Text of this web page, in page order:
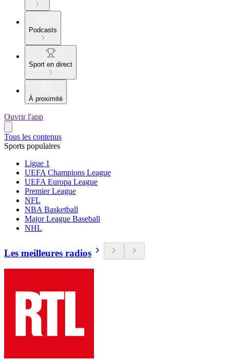
Podcasts
Sport en direct
À proximité
Ouvrir l'app
Tous les contenus
Sports populaires
Ligue 1
UEFA Champions League
UEFA Europa League
Premier League
NFL
NBA Basketball
Major League Baseball
NHL
Les meilleures radios